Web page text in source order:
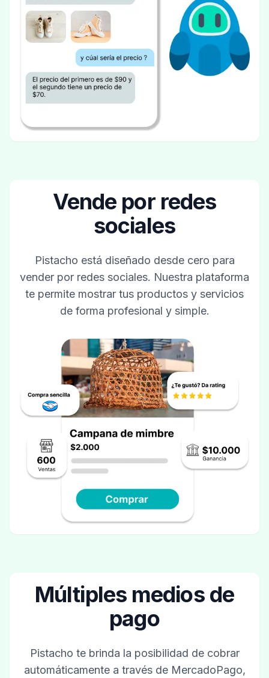
Vende por redes
sociales
Pistacho está diseñado desde cero para
vender por redes sociales. Nuestra plataforma
te permite mostrar tus productos y servicios
de forma profesional y simple.
Múltiples medios de
pago
Pistacho te brinda la posibilidad de cobrar
automáticamente a través de MercadoPago,